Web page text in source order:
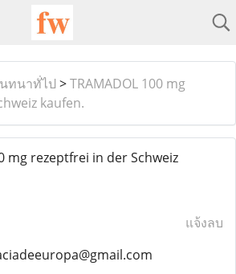
ทนาทั่ไป >TRAMADOL 100 mg
kaufen.
mg rezeptfrei in der Schweiz
แจ้งลบ